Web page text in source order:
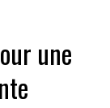
une